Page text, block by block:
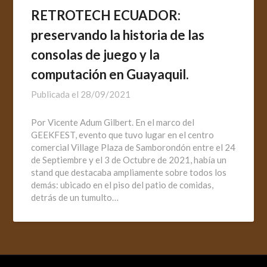
RETROTECH ECUADOR:
preservando la historia de las
consolas de juego y la
computación en Guayaquil.
Publicada el 28/09/2021
Por Vicente Adum Gilbert. En el marco del
GEEKFEST, evento que tuvo lugar en el centro
comercial Village Plaza de Samborondón entre el 24
de Septiembre y el 3 de Octubre de 2021, había un
stand que destacaba ampliamente sobre todos los
demás: ubicado en el piso del patio de comidas,
detrás de un tumulto…